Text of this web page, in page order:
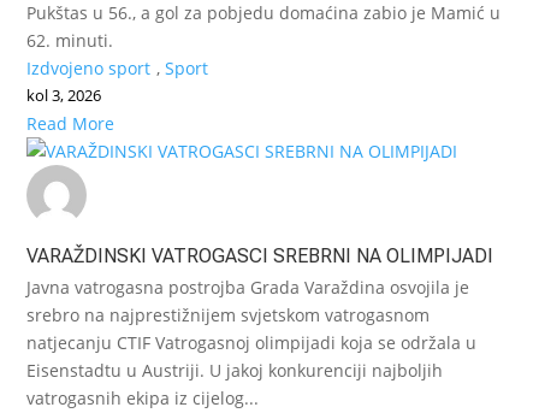
Pukštas u 56., a gol za pobjedu domaćina zabio je Mamić u
62. minuti.
Izdvojeno sport ,Sport
kol 3, 2026
Read More
VARAŽDINSKI VATROGASCI SREBRNI NA OLIMPIJADI
Javna vatrogasna postrojba Grada Varaždina osvojila je
srebro na najprestižnijem svjetskom vatrogasnom
natjecanju CTIF Vatrogasnoj olimpijadi koja se održala u
Eisenstadtu u Austriji. U jakoj konkurenciji najboljih
vatrogasnih ekipa iz cijelog...